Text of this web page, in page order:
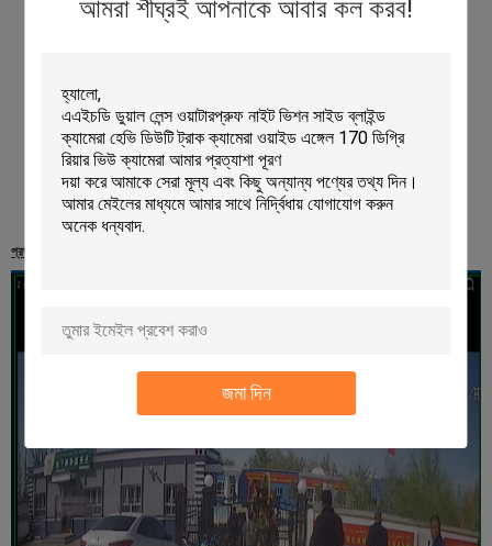
আমরা শীঘ্রই আপনাকে আবার কল করব!
জমা দিন
প্রভাব চিত্র